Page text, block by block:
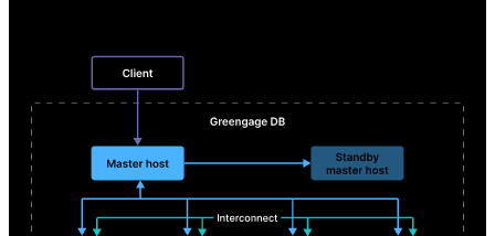
OLAP: BI, аналитика, хранилища данных,
сложные запросы над большими
наборами данных
OLTP, смешанные нагрузки, малые и